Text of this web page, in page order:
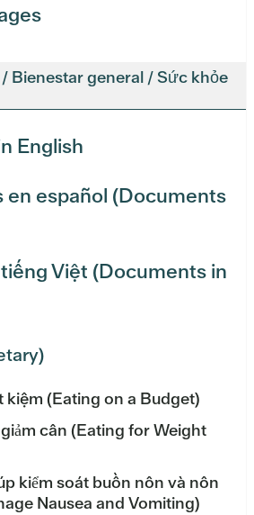
Bienestar general / Sức khỏe
English
español (Documents
Việt (Documents in
kiệm (Eating on a Budget)
cân (Eating for Weight
kiểm soát buồn nôn và nôn
Nausea and Vomiting)